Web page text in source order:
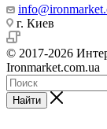
г. Киев
© 2017-2026
Ironmarket.com.ua
Найти